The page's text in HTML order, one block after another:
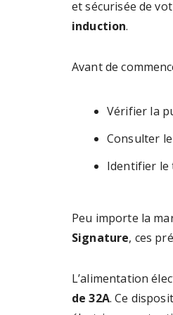
et sécurisée de
induction.
Avant de
Vérifier la
Consulter
Identifier le
Peu importe la
Signature, ces
L’alimentation
de 32A. Ce